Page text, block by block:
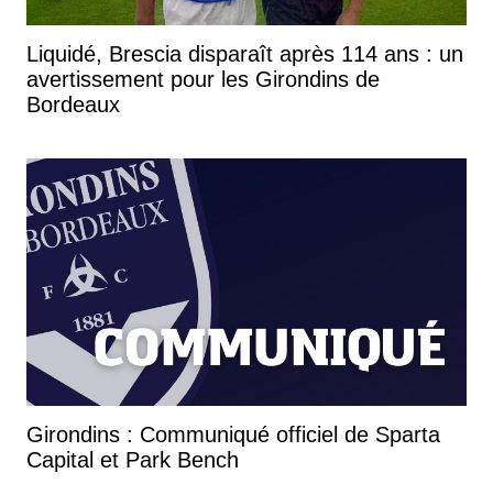
Liquidé, Brescia disparaît après 114 ans : un
avertissement pour les Girondins de
Bordeaux
Girondins : Communiqué officiel de Sparta
Capital et Park Bench